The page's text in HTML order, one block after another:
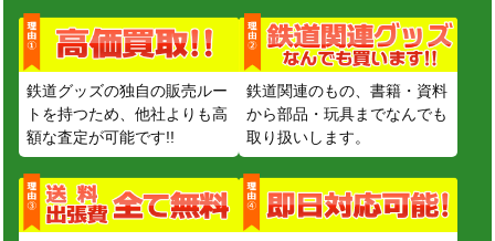
鉄道グッズの独自の販売ルー
トを持つため、他社よりも高
額な査定が可能です!!
鉄道関連のもの、書籍・資料
から部品・玩具までなんでも
取り扱いします。